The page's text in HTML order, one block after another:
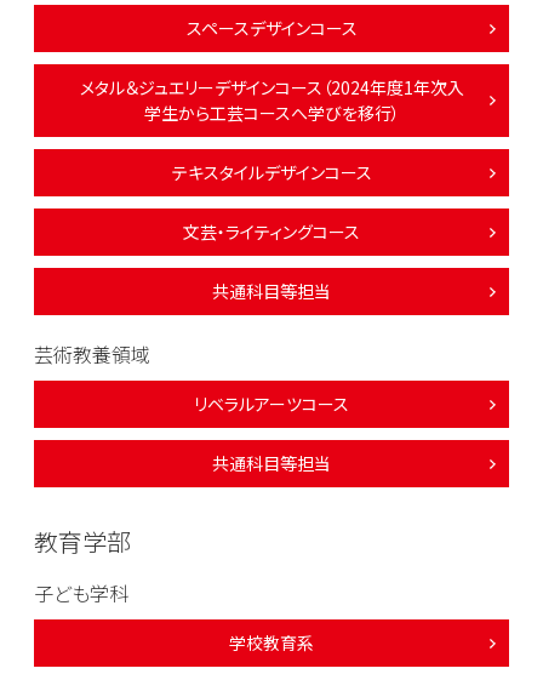
スペースデザインコース
メタル＆ジュエリーデザインコース（2024年度1年次入
学生から工芸コースへ学びを移行）
テキスタイルデザインコース
文芸・ライティングコース
共通科目等担当
芸術教養領域
リベラルアーツコース
共通科目等担当
教育学部
子ども学科
学校教育系